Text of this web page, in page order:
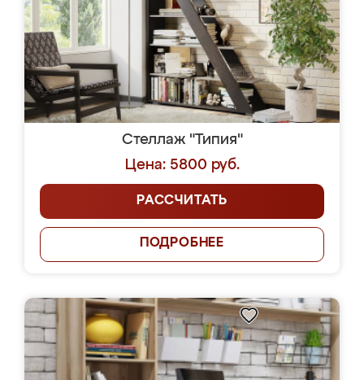
Стеллаж "Типия"
Цена: 5800 руб.
РАССЧИТАТЬ
ПОДРОБНЕЕ